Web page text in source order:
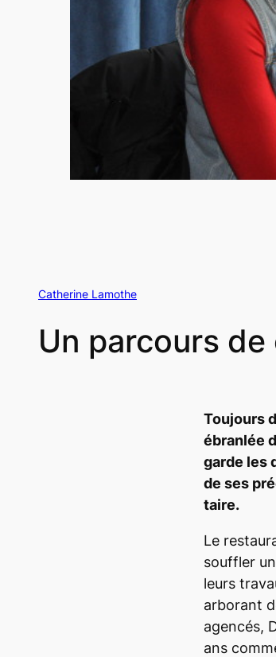
Catherine Lamothe
Un parcours
Toujours
ébranlée
garde les
de ses
taire.
Le
souffler
leurs
arborant
agencés,
ans